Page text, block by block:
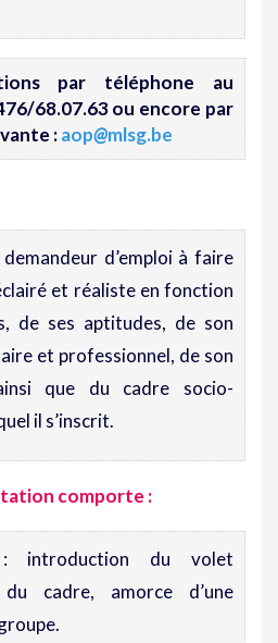
par téléphone au
68.07.63 ou encore par
:aop@mlsg.be
demandeur d’emploi à faire
et réaliste en fonction
de ses aptitudes, de son
et professionnel, de son
que du cadre socio-
il s’inscrit.
comporte :
du volet
cadre, amorce d’une